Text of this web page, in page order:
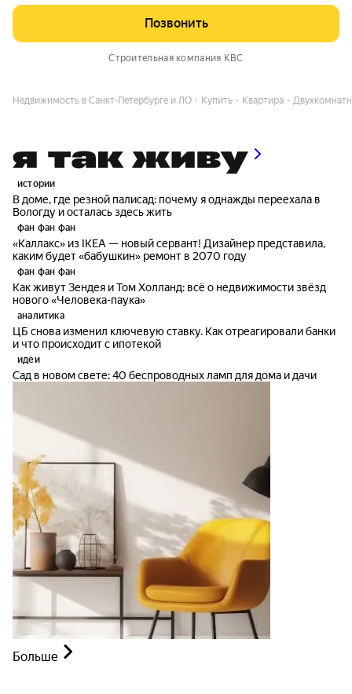
Позвонить
Строительная компания КВС
Недвижимость в Санкт-Петербурге и ЛО Купить Квартира
истории
В доме, где резной палисад: почему я однажды переехала в
Вологду и осталась здесь жить
фан фан фан
«Каллакс» из IKEA — новый сервант! Дизайнер представила,
каким будет «бабушкин» ремонт в 2070 году
фан фан фан
Как живут Зендея и Том Холланд: всё о недвижимости звёзд
нового «Человека-паука»
аналитика
ЦБ снова изменил ключевую ставку. Как отреагировали банки
и что происходит с ипотекой
идеи
Сад в новом свете: 40 беспроводных ламп для дома и дачи
Больше